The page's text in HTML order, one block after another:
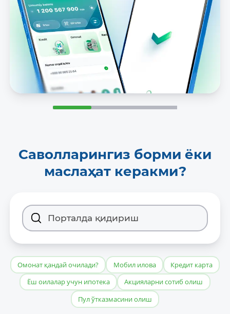
Саволларингиз борми ёки
маслаҳат керакми?
Омонат қандай очилади? Мобил илова
Кредит карта
Ёш оилалар учун ипотека
Акцияларни сотиб олиш
Пул ўтказмасини олиш